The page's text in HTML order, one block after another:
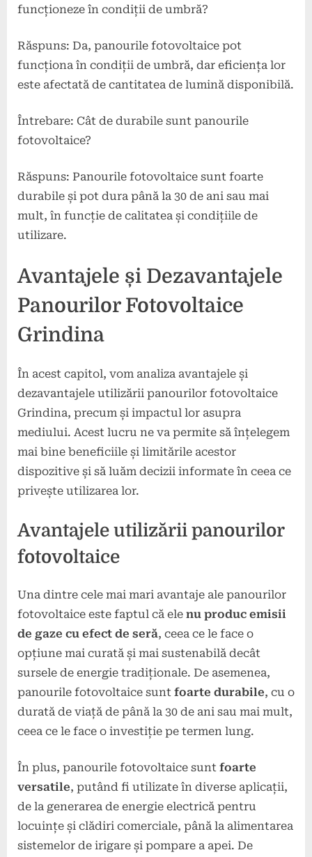
funcționeze în condiții de umbră?
Răspuns: Da, panourile fotovoltaice pot
funcționa în condiții de umbră, dar eficiența lor
este afectată de cantitatea de lumină disponibilă.
Întrebare: Cât de durabile sunt panourile
fotovoltaice?
Răspuns: Panourile fotovoltaice sunt foarte
durabile și pot dura până la 30 de ani sau mai
mult, în funcție de calitatea și condițiile de
utilizare.
Avantajele și Dezavantajele
Panourilor Fotovoltaice
Grindina
În acest capitol, vom analiza avantajele și
dezavantajele utilizării panourilor fotovoltaice
Grindina, precum și impactul lor asupra
mediului. Acest lucru ne va permite să înțelegem
mai bine beneficiile și limitările acestor
dispozitive și să luăm decizii informate în ceea ce
privește utilizarea lor.
Avantajele utilizării panourilor
fotovoltaice
Una dintre cele mai mari avantaje ale panourilor
fotovoltaice este faptul că ele nu produc emisii
de gaze cu efect de seră, ceea ce le face o
opțiune mai curată și mai sustenabilă decât
sursele de energie tradiționale. De asemenea,
panourile fotovoltaice sunt foarte durabile, cu o
durată de viață de până la 30 de ani sau mai mult,
ceea ce le face o investiție pe termen lung.
În plus, panourile fotovoltaice sunt foarte
versatile, putând fi utilizate în diverse aplicații,
de la generarea de energie electrică pentru
locuințe și clădiri comerciale, până la alimentarea
sistemelor de irigare și pompare a apei. De